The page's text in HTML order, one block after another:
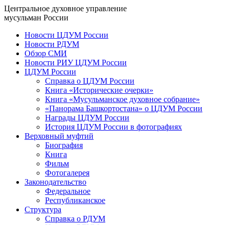
Центральное духовное управление
мусульман России
Новости ЦДУМ России
Новости РДУМ
Обзор СМИ
Новости РИУ ЦДУМ России
ЦДУМ России
Справка о ЦДУМ России
Книга «Исторические очерки»
Книга «Мусульманское духовное собрание»
«Панорама Башкортостана» о ЦДУМ России
Награды ЦДУМ России
История ЦДУМ России в фотографиях
Верховный муфтий
Биография
Книга
Фильм
Фотогалерея
Законодательство
Федеральное
Республиканское
Структура
Справка о РДУМ